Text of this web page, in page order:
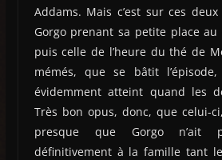
Addams. Mais c’est sur ces
Gorgo prenant sa petite place
puis celle de l’heure du thé de
mémés, que se bâtit
évidemment atteint quand les
Très bon opus, donc, que celui-
presque que Gorgo n’ait
définitivement à la famille tant